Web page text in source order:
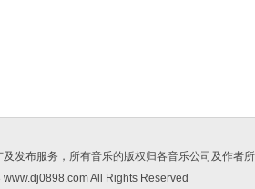
发布服务，所有音乐的版权归各音乐公司及作者
All Rights Reserved